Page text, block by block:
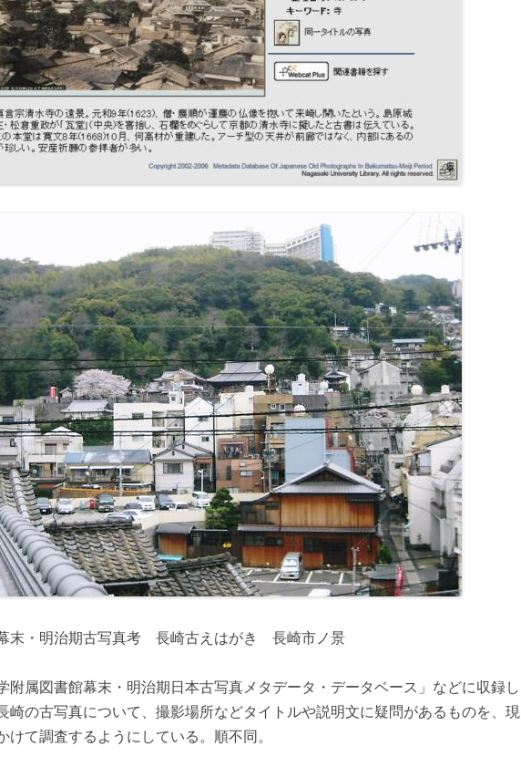
末・明治期古写真考 長崎古えはがき 長崎市ノ景
附属図書館幕末・明治期日本古写真メタデータ・データベース」などに収録し
崎の古写真について、撮影場所などタイトルや説明文に疑問があるものを、現
けて調査するようにしている。順不同。